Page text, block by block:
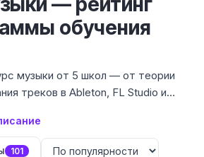
обучения
музыки от 5 школ — от теории
треков в Ableton, FL Studio и
— от месячных интенсивов
101